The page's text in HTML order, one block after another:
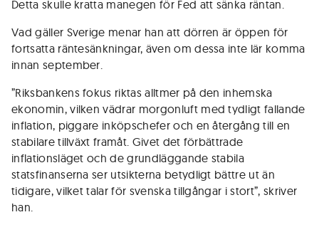
Detta skulle kratta manegen för Fed att sänka räntan.
Vad gäller Sverige menar han att dörren är öppen för
fortsatta räntesänkningar, även om dessa inte lär komma
innan september.
”Riksbankens fokus riktas alltmer på den inhemska
ekonomin, vilken vädrar morgonluft med tydligt fallande
inflation, piggare inköpschefer och en återgång till en
stabilare tillväxt framåt. Givet det förbättrade
inflationsläget och de grundläggande stabila
statsfinanserna ser utsikterna betydligt bättre ut än
tidigare, vilket talar för svenska tillgångar i stort”, skriver
han.